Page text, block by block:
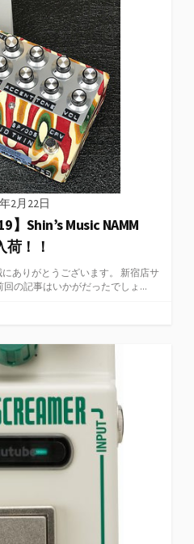
2月22日
】Shin’s Music NAMM
荷！！
ありがとうございます。 新宿店サ
の記事はいかがだったでしょ...